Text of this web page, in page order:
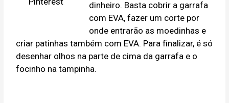
dinheiro. Basta cobrir a garrafa
com EVA, fazer um corte por
onde entrarão as moedinhas e
criar patinhas também com EVA. Para finalizar, é só
desenhar olhos na parte de cima da garrafa e o
focinho na tampinha.